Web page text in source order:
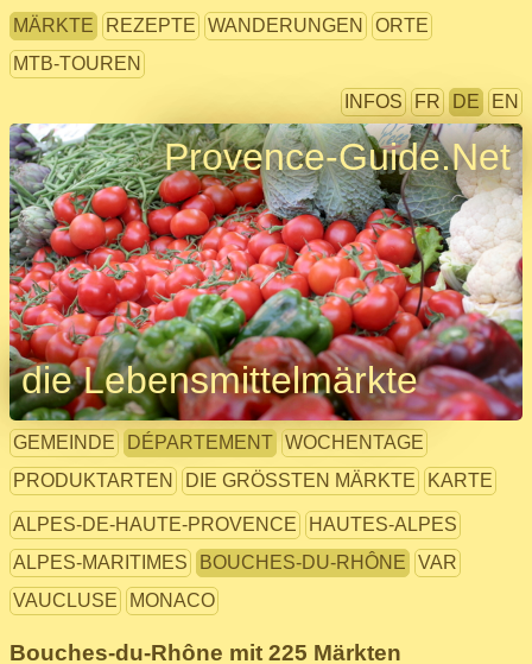
MÄRKTE REZEPTE WANDERUNGEN
ORTE
MTB-TOUREN
INFOS
FR DE EN
Provence-Guide.Net
die Lebensmittelmärkte
GEMEINDE DÉPARTEMENT WOCHENTAGE
PRODUKTARTEN
DIE GRÖSSTEN MÄRKTE KARTE
ALPES-DE-HAUTE-PROVENCE
HAUTES-ALPES
ALPES-MARITIMES
BOUCHES-DU-RHÔNE
VAR
VAUCLUSE
MONACO
Bouches-du-Rhône mit 225 Märkten